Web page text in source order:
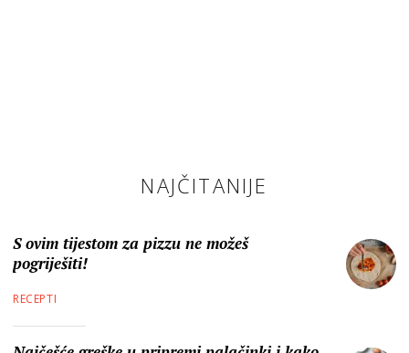
NAJČITANIJE
S ovim tijestom za pizzu ne možeš
pogriješiti!
RECEPTI